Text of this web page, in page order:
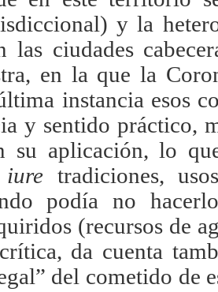
y la
las ciudades
en la que la
instancia esos
y sentido práctico,
su aplicación, lo
tradiciones,
podía no
(recursos de
da cuenta
del cometido de